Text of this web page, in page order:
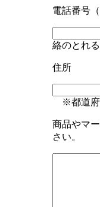
電話番号（
絡のとれ
住所
※都道府
商品やマ
さい。